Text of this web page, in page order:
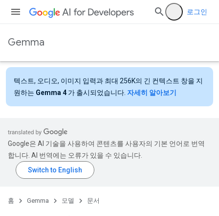
로그인
Gemma
텍스트, 오디오, 이미지 입력과 최대 256K의 긴 컨텍스트 창을 지
원하는 Gemma 4 가 출시되었습니다. 자세히 알아보기
Google은 AI 기술을 사용하여 콘텐츠를 사용자의 기본 언어로 번역
합니다. AI 번역에는 오류가 있을 수 있습니다.
홈 Gemma 모델 문서